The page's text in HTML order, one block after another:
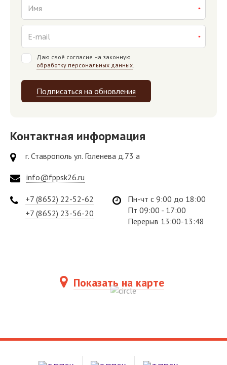
Даю своё согласие на законную
обработку персональных данных.
Подписаться на обновления
Контактная информация
г. Ставрополь ул. Голенева д.73 а
info@fppsk26.ru
+7 (8652) 22-52-62
+7 (8652) 23-56-20
Пн-чт с 9:00 до 18:00
Пт 09:00 - 17:00
Перерыв 13:00-13:48
Показать на карте